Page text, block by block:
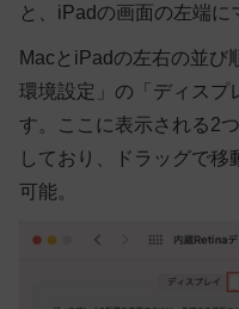
と、iPadの画面の左端に
MacとiPadの左右の並び
環境設定」の「ディス
す。ここに表示される2
しており、ドラッグで
可能。